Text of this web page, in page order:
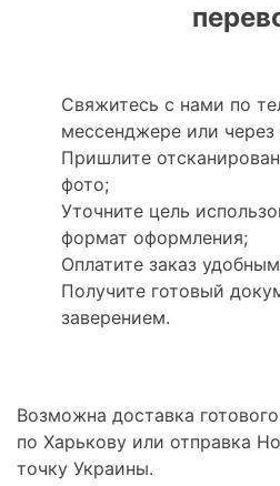
Свяжитесь с нами по
мессенджере или
Пришлите
фото;
Уточните цель
формат оформления;
Оплатите заказ
Получите готовый
заверением.
Возможна доставка
по Харькову или отправка
точку Украины.